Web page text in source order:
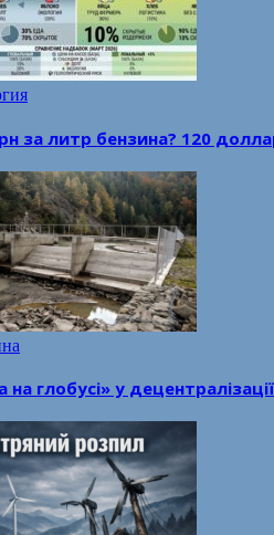
за литр бензина? 120
на глобусі» у